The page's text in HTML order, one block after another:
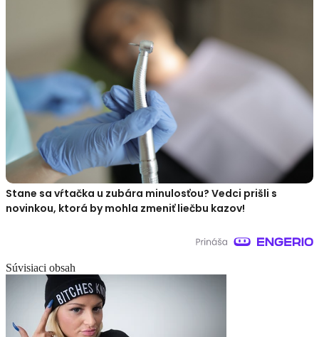
Stane sa vŕtačka u zubára minulosťou? Vedci prišli s
novinkou, ktorá by mohla zmeniť liečbu kazov!
Súvisiaci obsah